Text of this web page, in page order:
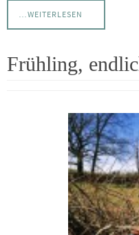
…WEITERLESEN
Frühling,